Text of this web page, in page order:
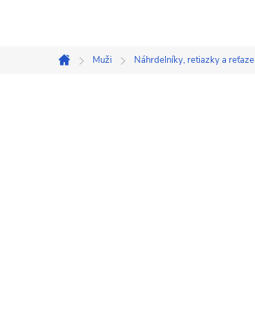
Domov
Muži Náhrdelníky, retiazky a reťaze